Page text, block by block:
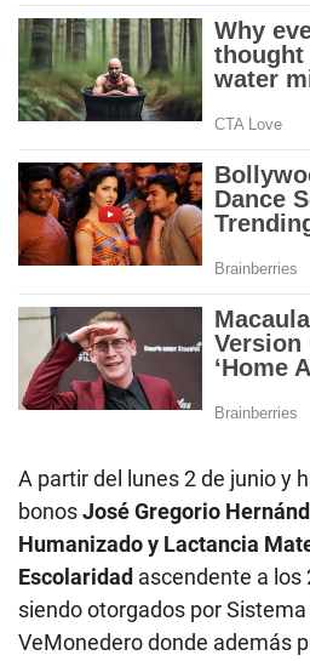
A partir del lunes 2 de junio y
bonosJosé Gregorio
Humanizado y Lactancia
Escolaridad ascendente a los
siendo otorgados por
VeMonedero donde además